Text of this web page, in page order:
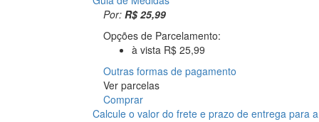
Por: R$ 25,99
Opções de Parcelamento:
à vista R$ 25,99
Outras formas de pagamento
Ver parcelas
Comprar
Calcule o valor do frete e prazo de entrega para